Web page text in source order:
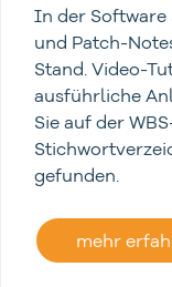
In der Software
und Patch-
Stand. Video-
ausführliche
Sie auf der
gefunden.
mehr